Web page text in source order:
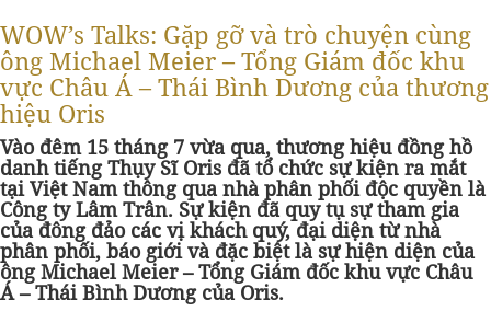
WOW’s Talks: Gặp gỡ và trò chuyện cùng
ông Michael Meier – Tổng Giám đốc khu
vực Châu Á – Thái Bình Dương của thương
hiệu Oris
Vào đêm 15 tháng 7 vừa qua, thương hiệu đồng hồ
danh tiếng Thụy Sĩ Oris đã tổ chức sự kiện ra mắt
tại Việt Nam thông qua nhà phân phối độc quyền là
Công ty Lâm Trân. Sự kiện đã quy tụ sự tham gia
của đông đảo các vị khách quý, đại diện từ nhà
phân phối, báo giới và đặc biệt là sự hiện diện của
ông Michael Meier – Tổng Giám đốc khu vực Châu
Á – Thái Bình Dương của Oris.